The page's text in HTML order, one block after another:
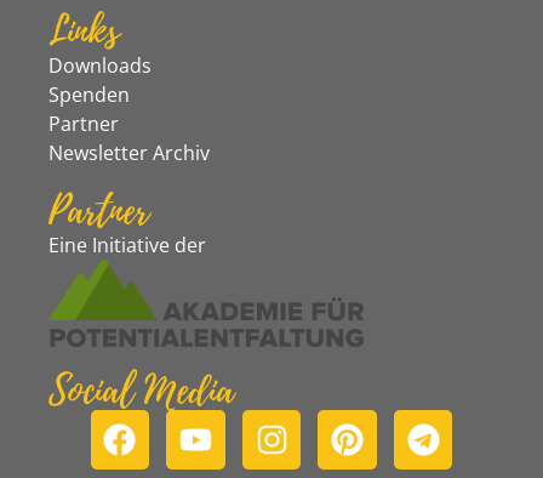
Links
Downloads
Spenden
Partner
Newsletter Archiv
Partner
Eine Initiative der
Social Media